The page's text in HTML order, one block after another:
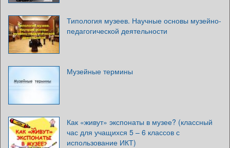
Типология музеев. Научные основы музейно-
педагогической деятельности
Музейные термины
Как «живут» экспонаты в музее? (классный
час для учащихся 5 – 6 классов с
использование ИКТ)